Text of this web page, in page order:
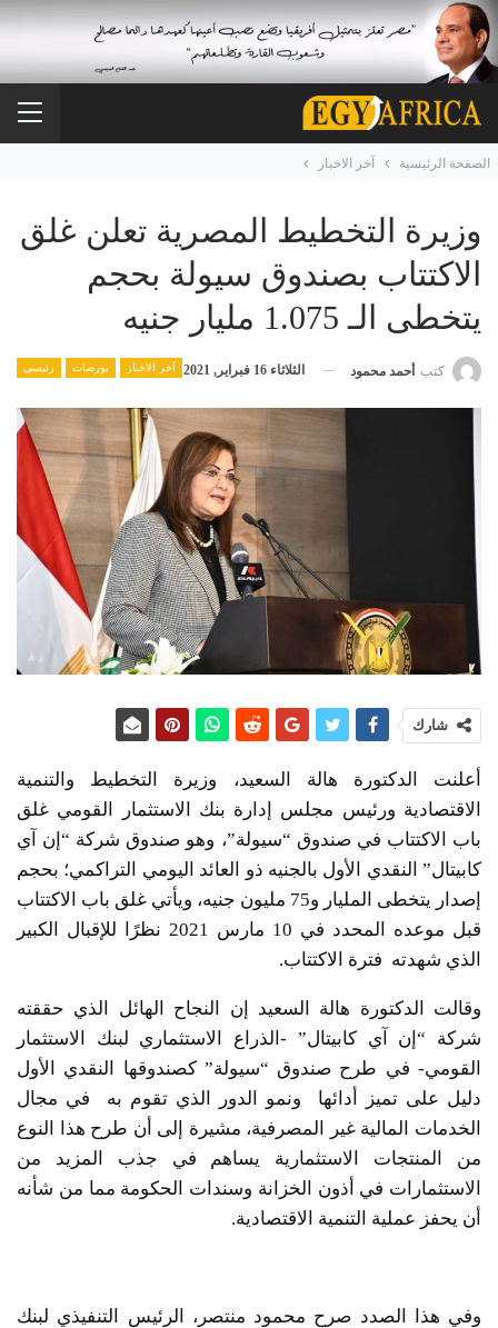
الصفحة الرئيسية آخر الاخبار
وزيرة التخطيط المصرية تعلن غلق
الاكتتاب بصندوق سيولة بحجم
يتخطى الـ 1.075 مليار جنيه
آخر الاخبار بورصات رئيسي كتب أحمد محمود الثلاثاء 16 فبراير, 2021
شارك
أعلنت الدكتورة هالة السعيد، وزيرة التخطيط والتنمية
الاقتصادية ورئيس مجلس إدارة بنك الاستثمار القومي غلق
باب الاكتتاب في صندوق “سيولة”، وهو صندوق شركة “إن آي
كابيتال” النقدي الأول بالجنيه ذو العائد اليومي التراكمي؛ بحجم
إصدار يتخطى المليار و75 مليون جنيه، ويأتي غلق باب الاكتتاب
قبل موعده المحدد في 10 مارس 2021 نظرًا للإقبال الكبير
الذي شهدته فترة الاكتتاب.
وقالت الدكتورة هالة السعيد إن النجاح الهائل الذي حققته
شركة “إن آي كابيتال” -الذراع الاستثماري لبنك الاستثمار
القومي- في طرح صندوق “سيولة” كصندوقها النقدي الأول
دليل على تميز أدائها ونمو الدور الذي تقوم به في مجال
الخدمات المالية غير المصرفية، مشيرة إلى أن طرح هذا النوع
من المنتجات الاستثمارية يساهم في جذب المزيد من
الاستثمارات في أذون الخزانة وسندات الحكومة مما من شأنه
أن يحفز عملية التنمية الاقتصادية.
وفي هذا الصدد صرح محمود منتصر، الرئيس التنفيذي لبنك